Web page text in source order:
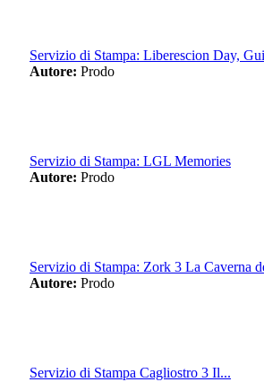
Servizio di Stampa: Liberescion Day,
Autore: Prodo
Servizio di Stampa: LGL Memories
Autore: Prodo
Servizio di Stampa: Zork 3 La Caverna
Autore: Prodo
Servizio di Stampa Cagliostro 3 Il...